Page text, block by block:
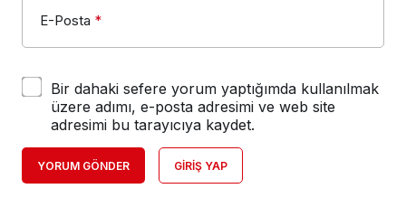
E-Posta *
Bir dahaki sefere yorum yaptığımda kullanılmak
üzere adımı, e-posta adresimi ve web site
adresimi bu tarayıcıya kaydet.
YORUM GÖNDER GIRIŞ YAP